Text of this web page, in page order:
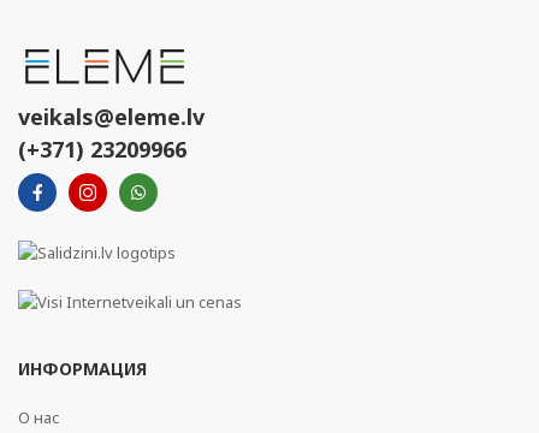
veikals@eleme.lv
(+371) 23209966
ИНФОРМАЦИЯ
О нас